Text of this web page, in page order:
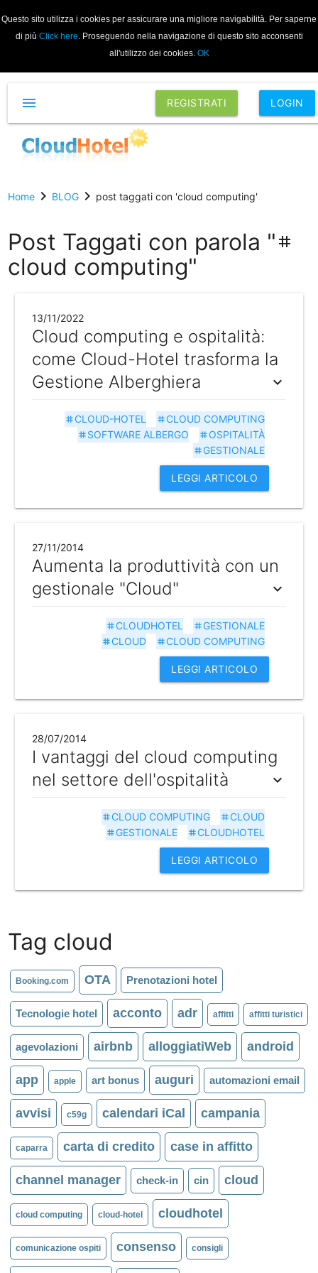
Questo sito utilizza i cookies per assicurare una migliore navigabilità. Per saperne
di più Click here. Proseguendo nella navigazione di questo sito acconsenti
all'utilizzo dei cookies. OK
REGISTRATI LOGIN
menu
Homechevron_right BLOGchevron_right post taggati con 'cloud computing'
Post Taggati con parola " tag
cloud computing"
13/11/2022
Cloud computing e ospitalità:
come Cloud-Hotel trasforma la
Gestione Alberghiera
expand_more
tag CLOUD COMPUTING
tag CLOUD-HOTEL
tag OSPITALITÀ
tag SOFTWARE ALBERGO
tag GESTIONALE
LEGGI ARTICOLO
27/11/2014
Aumenta la produttività con un
gestionale "Cloud"
expand_more
tag GESTIONALE
tag CLOUDHOTEL
tag CLOUD COMPUTING
tag CLOUD
LEGGI ARTICOLO
28/07/2014
I vantaggi del cloud computing
nel settore dell'ospitalità
expand_more
tag CLOUD
tag CLOUD COMPUTING
tag CLOUDHOTEL
tag GESTIONALE
LEGGI ARTICOLO
Tag cloud
Booking.com OTA Prenotazioni hotel
Tecnologie hotel acconto adr affitti affitti turistici
agevolazioni airbnb alloggiatiWeb android
app apple art bonus auguri automazioni email
avvisi c59g calendari iCal campania
caparra carta di credito case in affitto
channel manager check-in cin cloud
cloud computing cloud-hotel cloudhotel
comunicazione ospiti consenso consigli